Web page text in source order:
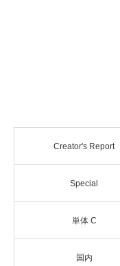
Creator's Report
Special
単体 C
国内